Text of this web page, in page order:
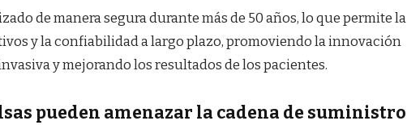
de manera segura durante más de 50 años, lo que permite la
y la confiabilidad a largo plazo, promoviendo la innovación
y mejorando los resultados de los pacientes.
pueden amenazar la cadena de suministro